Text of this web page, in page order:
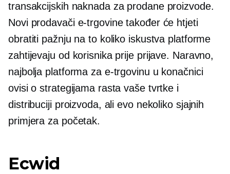
transakcijskih naknada za prodane proizvode.
Novi prodavači e-trgovine također će htjeti
obratiti pažnju na to koliko iskustva platforme
zahtijevaju od korisnika prije prijave. Naravno,
najbolja platforma za e-trgovinu u konačnici
ovisi o strategijama rasta vaše tvrtke i
distribuciji proizvoda, ali evo nekoliko sjajnih
primjera za početak.
Ecwid